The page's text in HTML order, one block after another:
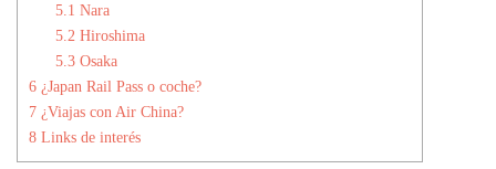
5.1 Nara
5.2 Hiroshima
5.3 Osaka
6 ¿Japan Rail Pass o coche?
7 ¿Viajas con Air China?
8 Links de interés